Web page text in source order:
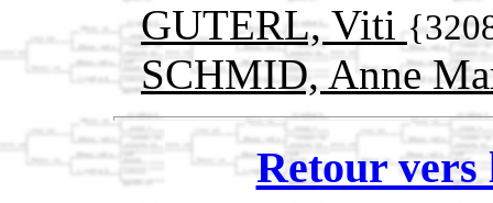
GUTERL, Viti
SCHMID, Anne
Retour vers